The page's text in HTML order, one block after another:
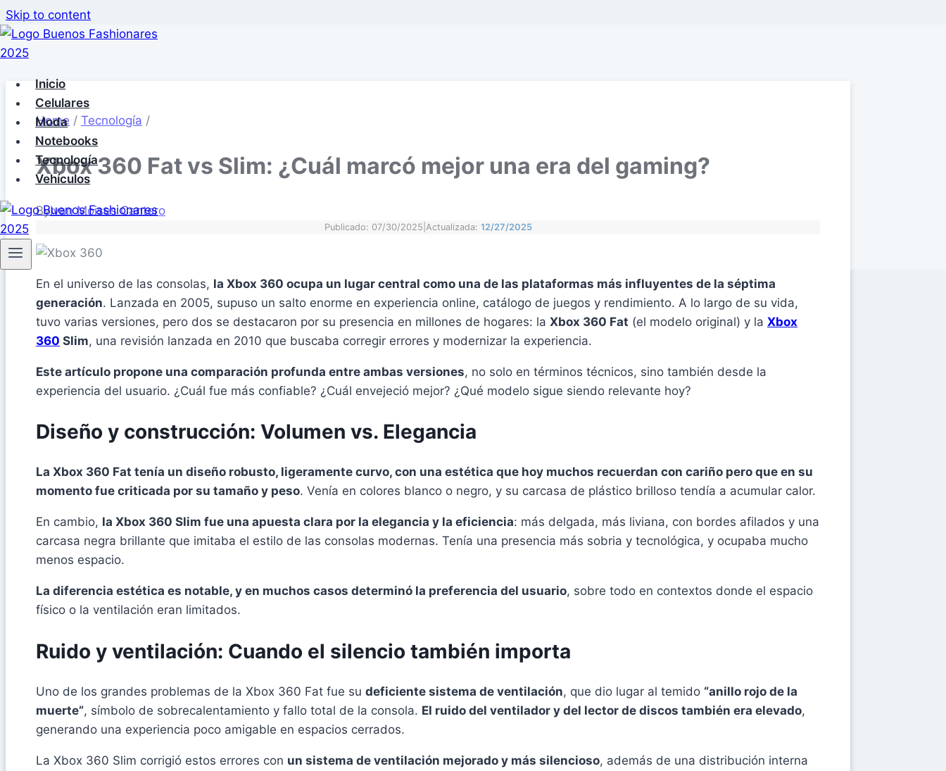
Skip to content
Inicio
Celulares
Moda
Notebooks
Tecnología
Vehículos
Home / Tecnología /
Xbox 360 Fat vs Slim: ¿Cuál marcó mejor una era del gaming?
ByIvan Moises Cantero
Publicado: 07/30/2025 Actualizada: 12/27/2025
En el universo de las consolas, la Xbox 360 ocupa un lugar central como una de las plataformas más influyentes de la séptima
generación. Lanzada en 2005, supuso un salto enorme en experiencia online, catálogo de juegos y rendimiento. A lo largo de su vida,
tuvo varias versiones, pero dos se destacaron por su presencia en millones de hogares: la Xbox 360 Fat (el modelo original) y la Xbox
360 Slim, una revisión lanzada en 2010 que buscaba corregir errores y modernizar la experiencia.
Este artículo propone una comparación profunda entre ambas versiones, no solo en términos técnicos, sino también desde la
experiencia del usuario. ¿Cuál fue más confiable? ¿Cuál envejeció mejor? ¿Qué modelo sigue siendo relevante hoy?
Diseño y construcción: Volumen vs. Elegancia
La Xbox 360 Fat tenía un diseño robusto, ligeramente curvo, con una estética que hoy muchos recuerdan con cariño pero que en su
momento fue criticada por su tamaño y peso. Venía en colores blanco o negro, y su carcasa de plástico brilloso tendía a acumular calor.
En cambio, la Xbox 360 Slim fue una apuesta clara por la elegancia y la eficiencia: más delgada, más liviana, con bordes afilados y una
carcasa negra brillante que imitaba el estilo de las consolas modernas. Tenía una presencia más sobria y tecnológica, y ocupaba mucho
menos espacio.
La diferencia estética es notable, y en muchos casos determinó la preferencia del usuario, sobre todo en contextos donde el espacio
físico o la ventilación eran limitados.
Ruido y ventilación: Cuando el silencio también importa
Uno de los grandes problemas de la Xbox 360 Fat fue su deficiente sistema de ventilación, que dio lugar al temido “anillo rojo de la
muerte”, símbolo de sobrecalentamiento y fallo total de la consola. El ruido del ventilador y del lector de discos también era elevado,
generando una experiencia poco amigable en espacios cerrados.
La Xbox 360 Slim corrigió estos errores con un sistema de ventilación mejorado y más silencioso, además de una distribución interna